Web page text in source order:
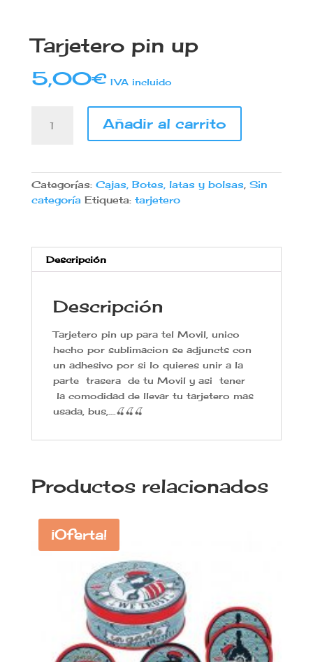
Tarjetero pin up
5,00€ IVA incluido
Añadir al carrito
Categorías: Cajas, Botes, latas y bolsas Sin
categoría Etiqueta: tarjetero
Descripción
Descripción
Tarjetero pin up para tel Movil, unico
hecho por sublimacion se adjuncts con
un adhesivo por si lo quieres unir a la
parte trasera de tu Movil y asi tener
la comodidad de llevar tu tarjetero mas
usada, bus,….🍒🍒🍒
Productos relacionados
¡Oferta!